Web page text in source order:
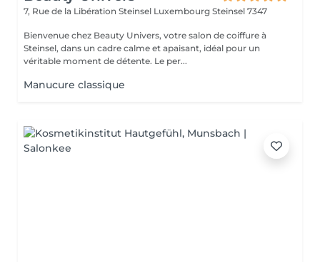
7, Rue de la Libération Steinsel Luxembourg Steinsel 7347
Bienvenue chez Beauty Univers, votre salon de coiffure à
Steinsel, dans un cadre calme et apaisant, idéal pour un
véritable moment de détente. Le per...
Manucure classique